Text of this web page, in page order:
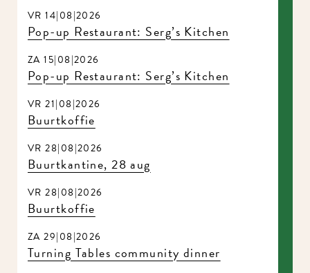
VR 14|08|2026
Pop-up Restaurant: Serg’s Kitchen
ZA 15|08|2026
Pop-up Restaurant: Serg’s Kitchen
VR 21|08|2026
Buurtkoffie
VR 28|08|2026
Buurtkantine, 28 aug
VR 28|08|2026
Buurtkoffie
ZA 29|08|2026
Turning Tables community dinner